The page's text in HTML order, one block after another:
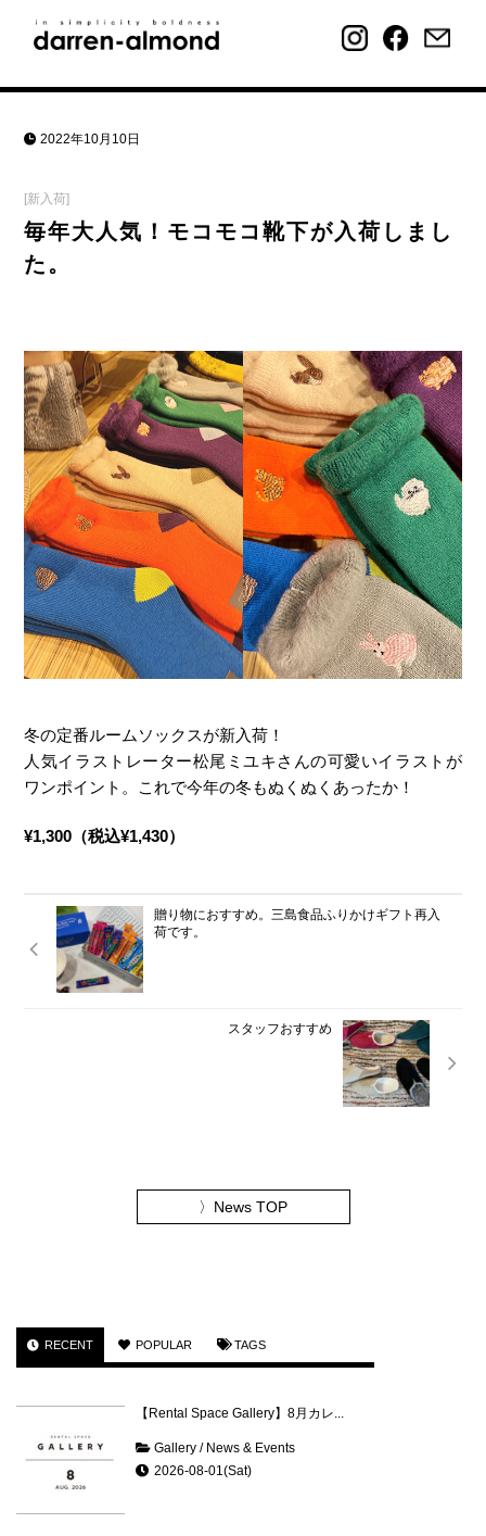
2022年10月10日
[新入荷]
毎年大人気！モコモコ靴下が入荷しまし
た。
冬の定番ルームソックスが新入荷！
人気イラストレーター松尾ミユキさんの可愛いイラストが
ワンポイント。これで今年の冬もぬくぬくあったか！
¥1,300（税込¥1,430）
贈り物におすすめ。三島食品ふりかけギフト再入
荷です。
スタッフおすすめ
〉 News TOP
RECENT POPULAR TAGS
【Rental Space Gallery】8月カレ...
Gallery / News & Events
2026-08-01(Sat)